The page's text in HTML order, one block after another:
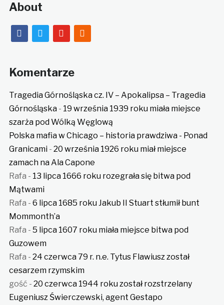
About
facebooktwitter youtube
rss
Komentarze
Tragedia Górnośląska cz. IV – Apokalipsa – Tragedia
Górnośląska- 19 września 1939 roku miała miejsce
szarża pod Wólką Węglową
Polska mafia w Chicago – historia prawdziwa - Ponad
Granicami- 20 września 1926 roku miał miejsce
zamach na Ala Capone
Rafa - 13 lipca 1666 roku rozegrała się bitwa pod
Mątwami
Rafa - 6 lipca 1685 roku Jakub II Stuart stłumił bunt
Mommonth’a
Rafa - 5 lipca 1607 roku miała miejsce bitwa pod
Guzowem
Rafa - 24 czerwca 79 r. n.e. Tytus Flawiusz został
cesarzem rzymskim
gość - 20 czerwca 1944 roku został rozstrzelany
Eugeniusz Świerczewski, agent Gestapo